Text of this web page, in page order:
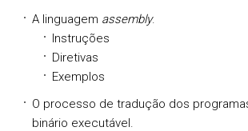
A linguagem assembly.
Instruções
Diretivas
Exemplos
O processo de tradução dos
binário executável.